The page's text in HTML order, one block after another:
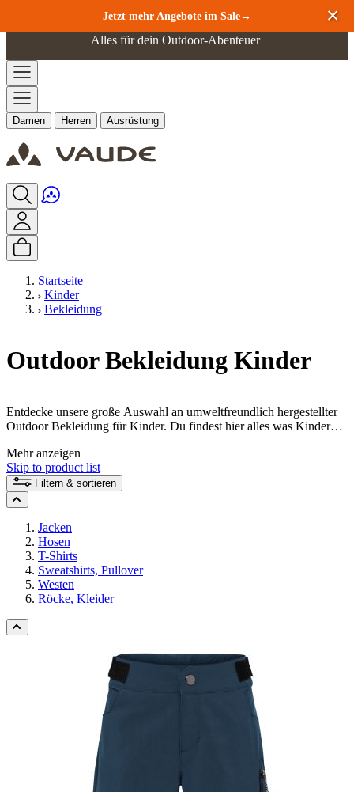
Jetzt mehr Angebote im Sale→
Zum Inhalt springen
Alles für dein Outdoor-Abenteuer
Damen Herren Ausrüstung
Startseite
Kinder
Bekleidung
Outdoor Bekleidung Kinder
Entdecke unsere große Auswahl an umweltfreundlich hergestellter
Outdoor Bekleidung für Kinder. Du findest hier alles was Kinder
wasserdichte Matschhosen und warme Jacken für Kinder. Die
Bekleidung für Outdoor Kinder ist klimaneutral und überwiegend
aus nachhaltigen und recycelten Materialien hergestellt.
Mehr anzeigen
Skip to product list
Filtern & sortieren
Jacken
Hosen
T-Shirts
Sweatshirts, Pullover
Westen
Röcke, Kleider